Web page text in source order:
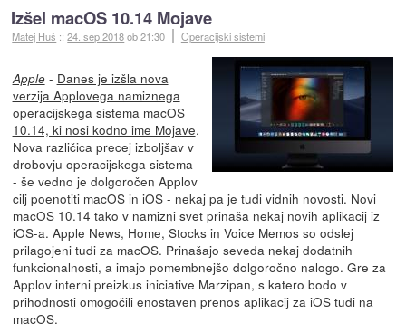
Izšel macOS 10.14 Mojave
Matej Huš ::24. sep 2018ob 21:30 Operacijski sistemi
Apple- Danes je izšla nova
verzija Applovega namiznega
operacijskega sistema macOS
10.14, ki nosi kodno ime Mojave.
Nova različica precej izboljšav v
drobovju operacijskega sistema
- še vedno je dolgoročen Applov
cilj poenotiti macOS in iOS - nekaj pa je tudi vidnih novosti. Novi
macOS 10.14 tako v namizni svet prinaša nekaj novih aplikacij iz
iOS-a. Apple News, Home, Stocks in Voice Memos so odslej
prilagojeni tudi za macOS. Prinašajo seveda nekaj dodatnih
funkcionalnosti, a imajo pomembnejšo dolgoročno nalogo. Gre za
Applov interni preizkus iniciative Marzipan, s katero bodo v
prihodnosti omogočili enostaven prenos aplikacij za iOS tudi na
macOS.